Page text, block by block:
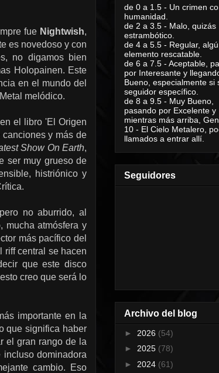
fue Nightwish,
es novedoso y con
no digamos bien
Holopainen. Este
en el mundo del
melódico.
el libro 'El Origen
y más de
Show On Earth,
ser muy grueso de
histriónico y
no aburrido, al
mucha atmósfera y
más pacífico del
riff central se hacen
que este disco
creo que será lo
importante en la
que significa haber
el gran rango de la
dominadora
cambio. Eso
de 0 a 1.5 - Un crimen
humanidad.
de 2 a 3.5 - Malo, quizás
estrambótico.
de 4 a 5.5 - Regular,
elemento rescatable.
de 6 a 7.5 - Aceptable,
por Interesante y
Bueno, especialmente si
seguidor específico.
de 8 a 9.5 - Muy Bueno,
pasando por Excelente y
mientras más arriba,
10 - El Cielo Metalero,
llamados a entrar allí.
Seguidores
Archivo del blog
► 2026 (54)
► 2025 (78)
► 2024 (61)